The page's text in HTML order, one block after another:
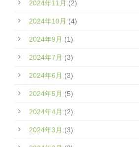
2024年11月 (2)
2024年10月 (4)
2024年9月 (1)
2024年7月 (3)
2024年6月 (3)
2024年5月 (5)
2024年4月 (2)
2024年3月 (3)